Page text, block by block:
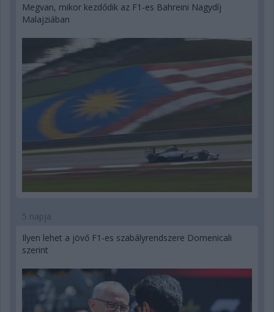
Megvan, mikor kezdődik az F1-es Bahreini Nagydíj
Malajziában
5 napja
Ilyen lehet a jövő F1-es szabályrendszere Domenicali
szerint